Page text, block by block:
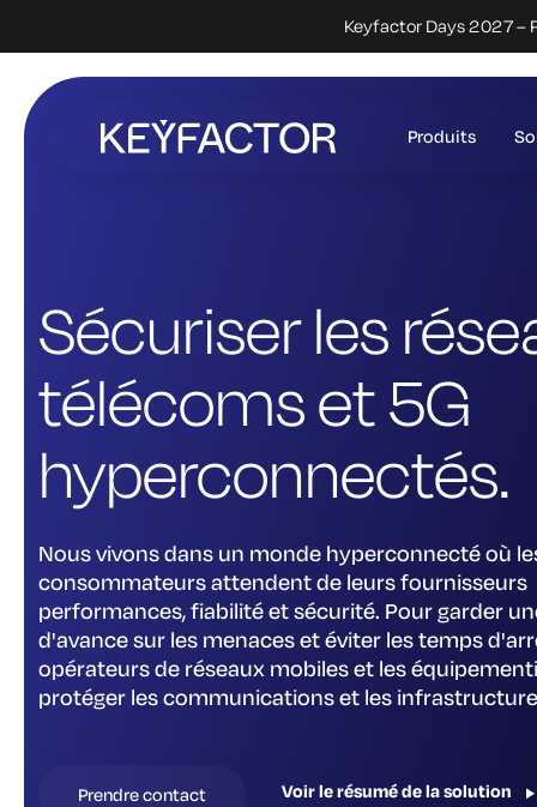
Keyfactor Days 2027 –
directement
Produits
Sécuriser les
télécoms et 5G
hyperconnectés.
Nous vivons dans un monde hyperconnecté où
consommateurs attendent de leurs fournisseurs
performances, fiabilité et sécurité. Pour garder
d'avance sur les menaces et éviter les temps
opérateurs de réseaux mobiles et les
protéger les communications et les
Prendre contact Voir le résumé de la solution